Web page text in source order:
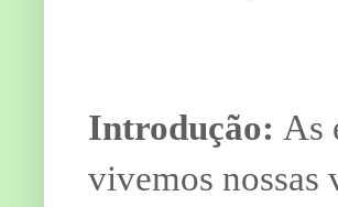
Introdução: As
vivemos nossas